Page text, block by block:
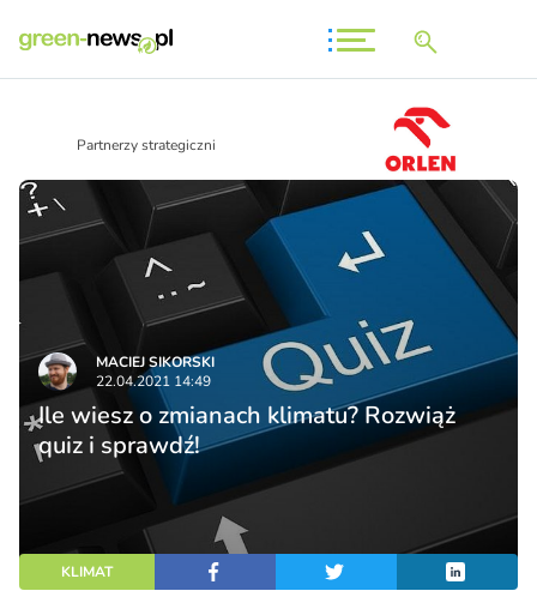
Partnerzy strategiczni
MACIEJ SIKORSKI
22.04.2021 14:49
Ile wiesz o zmianach klimatu? Rozwiąż
quiz i sprawdź!
KLIMAT